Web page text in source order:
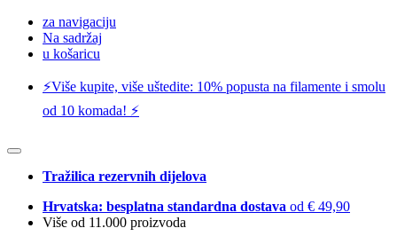
za navigaciju
Na sadržaj
u košaricu
⚡️Više kupite, više uštedite: 10% popusta na filamente i smolu
od 10 komada! ⚡️
Tražilica rezervnih dijelova
Hrvatska: besplatna standardna dostava od € 49,90
Više od 11.000 proizvoda